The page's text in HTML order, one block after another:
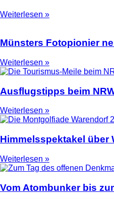
Weiterlesen »
Münsters Fotopionier
Weiterlesen »
Ausflugstipps beim
Weiterlesen »
Himmelsspektakel über
Weiterlesen »
Vom Atombunker bis